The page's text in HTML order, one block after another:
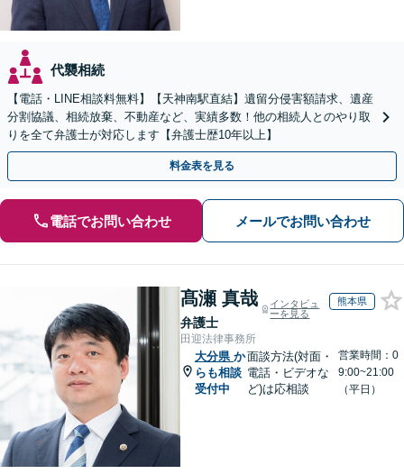
代襲相続
【電話・LINE相談料無料】【天神南駅直結】遺留分侵害額請求、遺産
分割協議、相続放棄、不動産など、実績多数！他の相続人とのやり取
りを全て弁護士が対応します【弁護士歴10年以上】
料金表を見る
電話でお問い合わせ メールでお問い合わせ
髙瀬 真哉
弁護士
インタビュ
ーを見る
熊本県
田迎法律事務所
大分県 か
らも相談
受付中
面談方法(対面・
電話・ビデオな
ど)は応相談
営業時間：0
9:00~21:00
（平日）